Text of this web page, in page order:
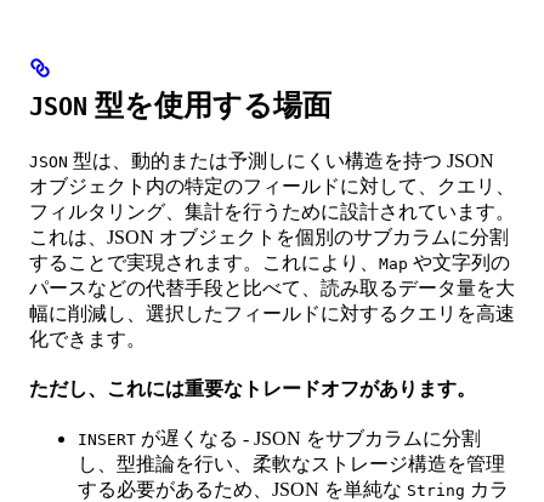
JSON 型を使用する場面
JSON 型は、動的または予測しにくい構造を持つ JSON
オブジェクト内の特定のフィールドに対して、クエリ、
フィルタリング、集計を行うために設計されています。
これは、JSON オブジェクトを個別のサブカラムに分割
することで実現されます。これにより、 Map や文字列の
パースなどの代替手段と比べて、読み取るデータ量を大
幅に削減し、選択したフィールドに対するクエリを高速
化できます。
ただし、これには重要なトレードオフがあります。
INSERT が遅くなる - JSON をサブカラムに分割
し、型推論を行い、柔軟なストレージ構造を管理
する必要があるため、JSON を単純な String カラ